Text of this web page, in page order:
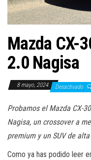
Mazda CX-
2.0 Nagisa
8 mayo, 2024 Desactivado
Probamos el Mazda CX-
Nagisa, un crossover a
premium y un SUV de
Como ya has podido leer